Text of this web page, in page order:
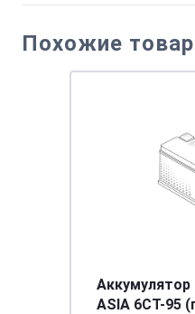
Похожие
Аккумулятор
ASIA 6СТ-95